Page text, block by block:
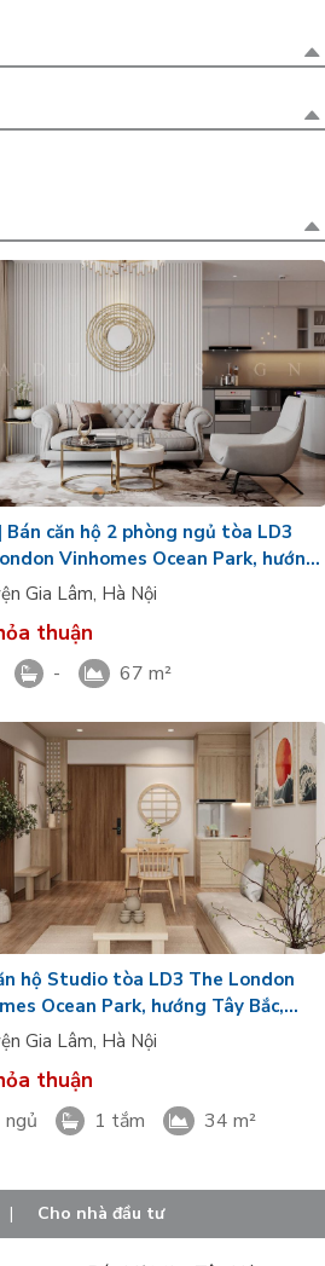
Bán căn hộ 2 phòng ngủ tòa LD3
Vinhomes Ocean Park, hướng
giao CĐT
Gia Lâm, Hà Nội
thuận
- 67 m²
hộ Studio tòa LD3 The London
Ocean Park, hướng Tây Bắc,
khu
Gia Lâm, Hà Nội
thuận
ngủ 1 tắm 34 m²
| Cho nhà đầu tư